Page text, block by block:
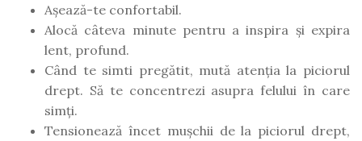
Așează-te confortabil.
Alocă câteva minute pentru a inspira și expira
lent, profund.
Când te simti pregătit, mută atenția la piciorul
drept. Să te concentrezi asupra felului în care
simți.
Tensionează încet mușchii de la piciorul drept,